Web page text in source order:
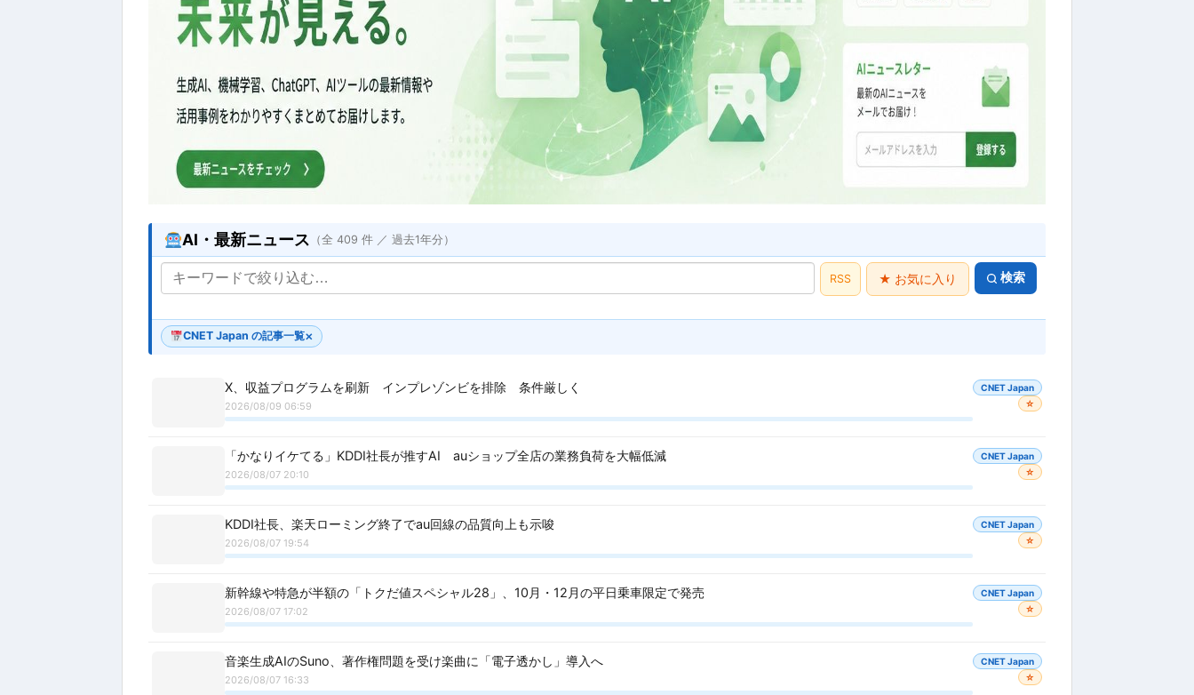
AI・最新ニュース （全 409 件 ／ 過去1年分）
検索
★ お気に入り
RSS
CNET Japan の記事一覧✕
X、収益プログラムを刷新 インプレゾンビを排除 条件厳しく
2026/08/09 06:59
CNET Japan
☆
「かなりイケてる」KDDI社長が推すAI auショップ全店の業務負荷を大幅低減
2026/08/07 20:10
CNET Japan
☆
KDDI社長、楽天ローミング終了でau回線の品質向上も示唆
2026/08/07 19:54
CNET Japan
☆
新幹線や特急が半額の「トクだ値スペシャル28」、10月・12月の平日乗車限定で発売
2026/08/07 17:02
CNET Japan
☆
音楽生成AIのSuno、著作権問題を受け楽曲に「電子透かし」導入へ
2026/08/07 16:33
CNET Japan
☆